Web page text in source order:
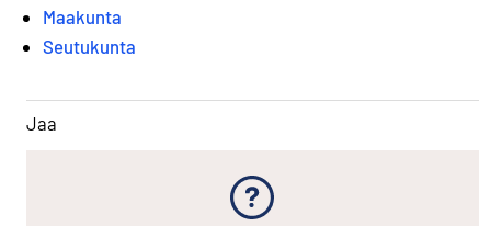
Maakunta
Seutukunta
Jaa